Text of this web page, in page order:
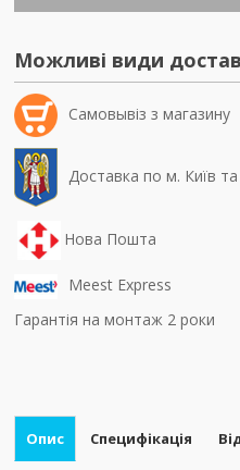
Можливі види
Самовывiз з магазину
Доставка по м. Київ
Нова Пошта
Meest Express
Гарантія на монтаж 2 роки
Опис Специфікація